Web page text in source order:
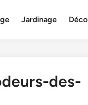
Jardinage Déco
des-